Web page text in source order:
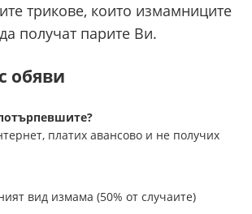
трикове, които измамниците
получат парите Ви.
обяви
платих авансово и не получих
вид измама (50% от случаите)